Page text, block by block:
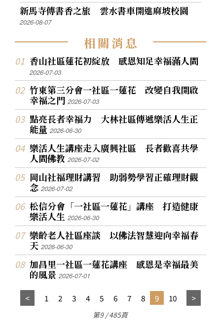
新馬寺傳書香之旅 雲水書車開進麻坡校園
2026-08-07
相關消息
香山社區蓮花初綻放 感恩知足幸福滿人間
2026-07-03
竹東第三分會一社區一蓮花 改變自我開啟
幸福之門2026-07-03
點亮長者幸福力 大林社區傳遞樂活人生正
能量2026-06-30
樂活人生講座走入廣興社區 長者歡喜共學
人間佛教2026-07-02
岡山社福理財講習 助弱勢學習正確理財觀
念2026-07-02
松信分會「一社區一蓮花」講座 打造健康
樂活人生2026-06-30
樂齡老人社區座談 以佛法智慧迎向幸福春
天2026-06-30
加昌里一社區一蓮花講座 感恩是幸福最美
的風景2026-07-01
1 2 3 4 5 6 7 8 9 10
第9 / 485頁